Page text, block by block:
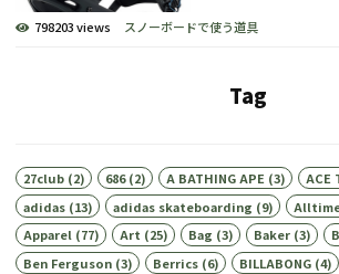
798203 views スノーボードで使う道具
Tag
27club(2) 686(2) A BATHING APE (3) ACE
adidas(13) adidas skateboarding (9)
Apparel(77) Art (25) Bag (3) Baker(3)
Ben Ferguson(3) Berrics(6) BILLABONG(4)